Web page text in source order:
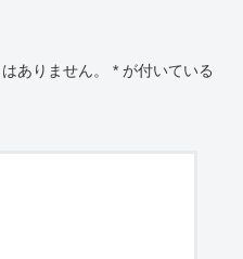
ありません。 * が付いている